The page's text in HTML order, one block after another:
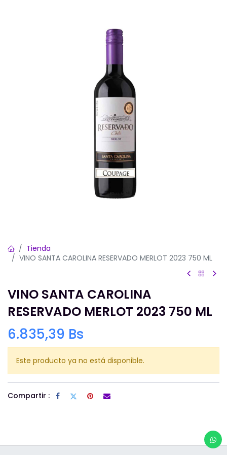
Tienda
VINO SANTA CAROLINA RESERVADO MERLOT 2023 750 ML
VINO SANTA CAROLINA
RESERVADO MERLOT 2023 750 ML
6.835,39 Bs
Este producto ya no está disponible.
Compartir :